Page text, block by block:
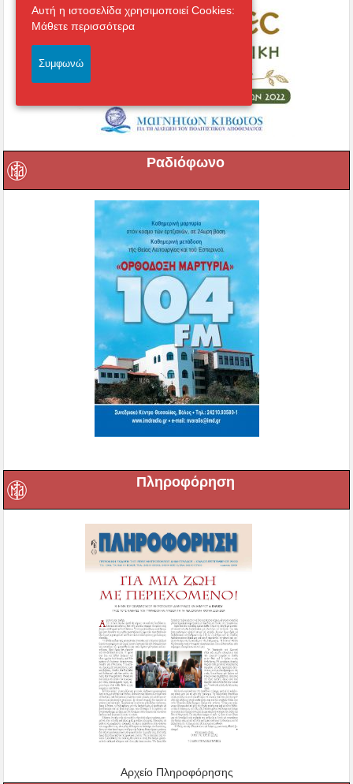
Ραδιόφωνο
Πληροφόρηση
Αρχείο Πληροφόρησης
Αυτή η ιστοσελίδα χρησιμοποιεί Cookies:
Μάθετε περισσότερα
Συμφωνώ